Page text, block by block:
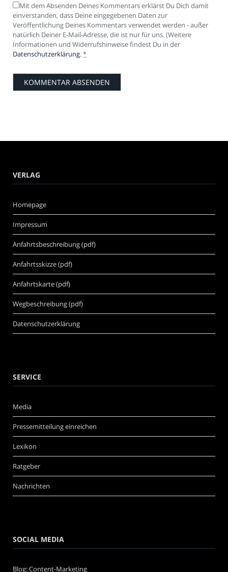
Mit dem Absenden Deines Kommentars erklärst Du Dich damit
einverstanden, dass Deine eingegebenen Daten zur
Veröffentlichung Deines Kommentars verwendet werden - außer
natürlich Deiner E-Mail-Adresse, die ist nur für uns. (Weitere
Informationen und Widerrufshinweise findest Du in der
Datenschutzerklärung.*
VERLAG
Homepage
Impressum
Anfahrtsbeschreibung (pdf)
Anfahrtsskizze (pdf)
Anfahrtskarte (pdf)
Wegbeschreibung (pdf)
Datenschutzerklärung
SERVICE
Media
Pressemitteilung einreichen
Lexikon
Ratgeber
Nachrichten
SOCIAL MEDIA
Blog: Content-Marketing